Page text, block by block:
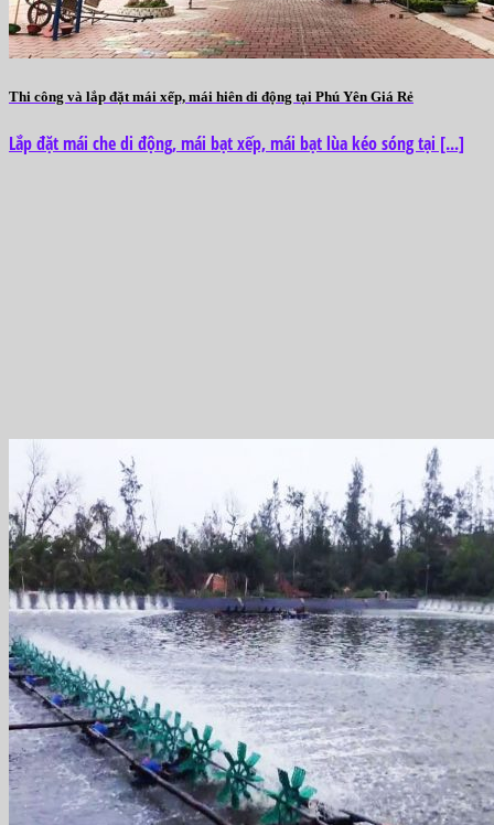
Thi công và lắp đặt mái xếp, mái hiên di động tại Phú Yên Giá Rẻ
Lắp đặt mái che di động, mái bạt xếp, mái bạt lùa kéo sóng tại [...]